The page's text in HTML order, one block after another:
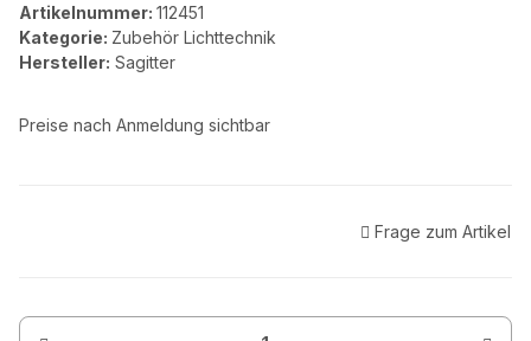
Artikelnummer: 112451
Kategorie: Zubehör Lichttechnik
Hersteller: Sagitter
Preise nach Anmeldung sichtbar
Frage zum Artikel